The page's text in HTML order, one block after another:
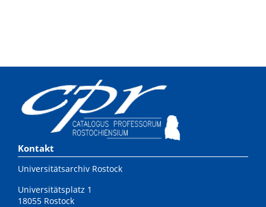
Kontakt
Universitätsarchiv Rostock
Universitätsplatz 1
18055 Rostock